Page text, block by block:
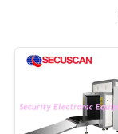
PRIVACY